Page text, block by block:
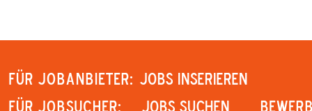
Für Jobanbieter: JOBS INSERIEREN
Für Jobsucher:
JOBS SUCHEN